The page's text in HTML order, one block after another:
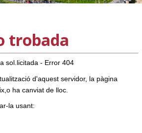
trobada
sol.licitada - Error 404
d'aquest servidor, la pàgina
ha canviat de lloc.
la usant: